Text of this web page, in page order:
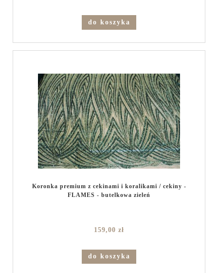
do koszyka
Koronka premium z cekinami i koralikami / cekiny -
FLAMES - butelkowa zieleń
159,00 zł
do koszyka